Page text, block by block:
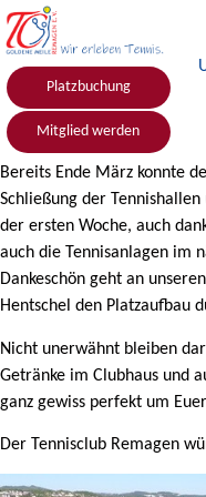
Platzbuchung
Mitglied werden
Bereits Ende März konnte
Schließung der
der ersten Woche, auch
auch die Tennisanlagen im
Dankeschön geht an
Hentschel den Platzaufbau
Nicht unerwähnt bleiben
Getränke im Clubhaus und
ganz gewiss perfekt um
Der Tennisclub Remagen